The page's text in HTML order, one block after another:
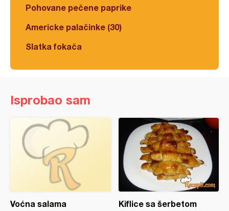
Pohovane pečene paprike
Americke palačinke (30)
Slatka fokača
Isprobao sam
Voćna salama Kiflice sa šerbetom